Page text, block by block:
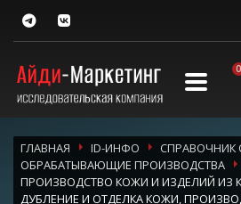
ГЛАВНАЯ ID-ИНФО
СПРАВОЧНИК
ОБРАБАТЫВАЮЩИЕ ПРОИЗВОДСТВА
ПРОИЗВОДСТВО КОЖИ И ИЗДЕЛИЙ ИЗ
ДУБЛЕНИЕ И ОТДЕЛКА КОЖИ,